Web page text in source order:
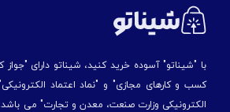
با "شیناتو" آسوده خرید کنید، شیناتو دارای
کسب و کارهای مجازی" و "نماد اعتماد
الكترونیكی وزارت صنعت، معدن و تجارت" می